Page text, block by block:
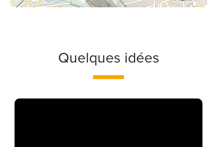
Quelques idées